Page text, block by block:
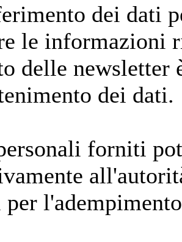
dei dati
le informazioni
delle newsletter
dei dati.
forniti